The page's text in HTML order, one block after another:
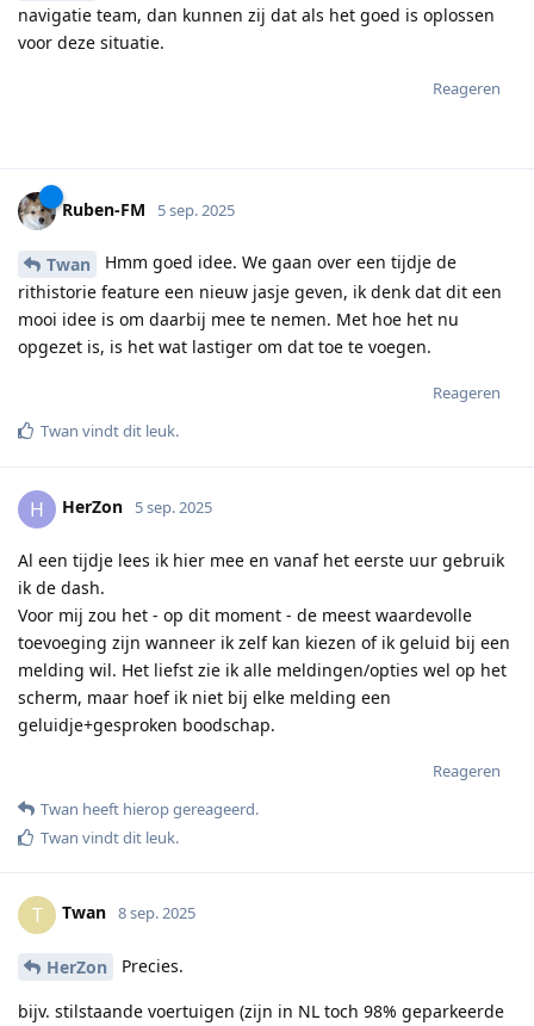
navigatie team, dan kunnen zij dat als het goed is oplossen
voor deze situatie.
Reageren
Ruben-FM 5 sep. 2025
Twan
Hmm goed idee. We gaan over een tijdje de
rithistorie feature een nieuw jasje geven, ik denk dat dit een
mooi idee is om daarbij mee te nemen. Met hoe het nu
opgezet is, is het wat lastiger om dat toe te voegen.
Reageren
Twan vindt dit leuk.
H HerZon 5 sep. 2025
Al een tijdje lees ik hier mee en vanaf het eerste uur gebruik
ik de dash.
Voor mij zou het - op dit moment - de meest waardevolle
toevoeging zijn wanneer ik zelf kan kiezen of ik geluid bij een
melding wil. Het liefst zie ik alle meldingen/opties wel op het
scherm, maar hoef ik niet bij elke melding een
geluidje+gesproken boodschap.
Reageren
Twan heeft hierop gereageerd.
Twan vindt dit leuk.
T Twan 8 sep. 2025
HerZon Precies.
bijv. stilstaande voertuigen (zijn in NL toch 98% geparkeerde